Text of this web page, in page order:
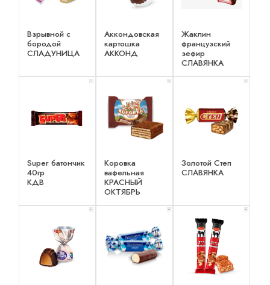
Взрывной с
бородой
СЛАДУНИЦА
Аккондовская
картошка
АККОНД
Жаклин
французский
зефир
СЛАВЯНКА
x 1
Super батончик
40гр
КДВ
x 1
Коровка
вафельная
КРАСНЫЙ
ОКТЯБРЬ
x 1
Золотой Степ
СЛАВЯНКА
x 1 x 1 x 1